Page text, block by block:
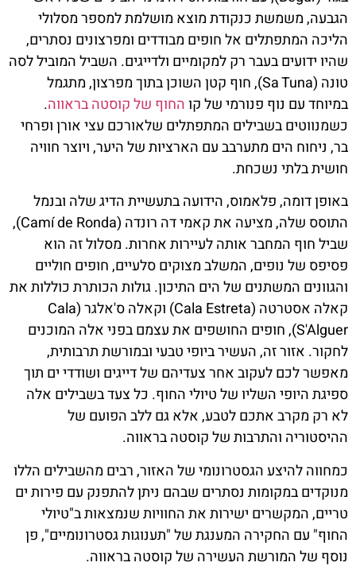
הגבעה, משמשת כנקודת מוצא מושלמת למספר מסלולי
הליכה המתפתלים אל חופים מבודדים ומפרצונים נסתרים,
שהיו ידועים בעבר רק למקומיים ולדייגים. השביל המוביל לסה
טונה (Sa Tuna), חוף קטן השוכן בתוך מפרצון, מתגמל
במיוחד עם נוף פנורמי של קוהחוף של קוסטה בראווה.
כשמנווטים בשבילים המתפתלים שלאורכם עצי אורן ופרחי
בר, ניחוח הים מתערבב עם הארציות של היער, ויוצר חוויה
חושית בלתי נשכחת.
באופן דומה, פלאמוס, הידועה בתעשיית הדיג שלה ובנמל
התוסס שלה, מציעה את קאמי דה רונדה (Camí de Ronda),
שביל חוף המחבר אותה לעיירות אחרות. מסלול זה הוא
פסיפס של נופים, המשלב מצוקים סלעיים, חופים חוליים
והגוונים המשתנים של הים התיכון. גולות הכותרת כוללות את
קאלה אסטרטה (Cala Estreta) וקאלה ס'אלגר (Cala
S'Alguer), חופים החושפים את עצמם בפני אלה המוכנים
לחקור. אזור זה, העשיר ביופי טבעי ובמורשת תרבותית,
מאפשר לכם לעקוב אחר צעדיהם של דייגים ושודדי ים תוך
ספיגת היופי השליו של טיולי החוף. כל צעד בשבילים אלה
לא רק מקרב אתכם לטבע, אלא גם ללב הפועם של
ההיסטוריה והתרבות של קוסטה בראווה.
כמחווה להיצע הגסטרונומי של האזור, רבים מהשבילים הללו
מנוקדים במקומות נסתרים שבהם ניתן להתפנק עם פירות ים
טריים, המקשרים ישירות את החוויות שנמצאות ב"טיולי
החוף" עם החקירה המענגת של "תענוגות גסטרונומיים", פן
נוסף של המורשת העשירה של קוסטה בראווה.